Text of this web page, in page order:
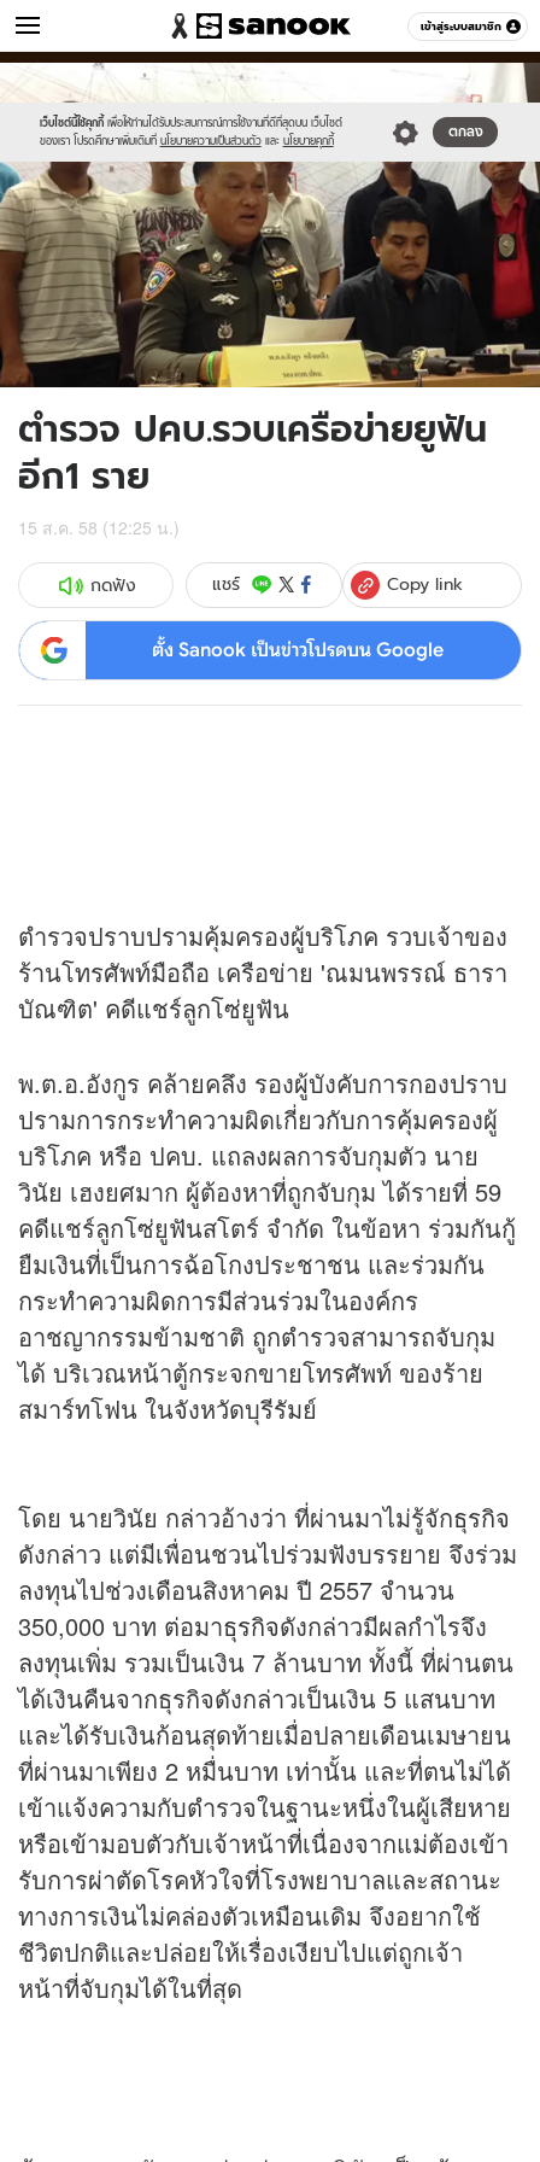
เข้าสู่ระบบสมาชิก
ข่าว หมวดอื่นๆ
เว็บไซต์นี้ใช้คุกกี้ เพื่อให้ท่านได้รับประสบการณ์การใช้งานที่ดีที่สุดบน เว็บไซต์
ของเรา โปรดศึกษาเพิ่มเติมที่ นโยบายความเป็นส่วนตัว และ นโยบายคุกกี้
ตกลง
Sanook
//s.isanook.com/sr/0/images/logo-
sanook.png
60060
//s.isanook.com/ns/0/ud/369/1847862/639137-
01.jpg
ตำรวจ ปคบ.รวบเครือข่ายยูฟัน
อีก1 ราย
15 ส.ค. 58 (12:25 น.)
กดฟัง แชร์ Copy link
ตั้ง Sanook เป็นข่าวโปรดบน Google
ตำรวจปราบปรามคุ้มครองผู้บริโภค รวบเจ้าของ
ร้านโทรศัพท์มือถือ เครือข่าย 'ณมนพรรณ์ ธารา
บัณฑิต' คดีแชร์ลูกโซ่ยูฟัน
พ.ต.อ.อังกูร คล้ายคลึง รองผู้บังคับการกองปราบ
ปรามการกระทำความผิดเกี่ยวกับการคุ้มครองผู้
บริโภค หรือ ปคบ. แถลงผลการจับกุมตัว นาย
วินัย เฮงยศมาก ผู้ต้องหาที่ถูกจับกุม ได้รายที่ 59
คดีแชร์ลูกโซ่ยูฟันสโตร์ จำกัด ในข้อหา ร่วมกันกู้
ยืมเงินที่เป็นการฉ้อโกงประชาชน และร่วมกัน
กระทำความผิดการมีส่วนร่วมในองค์กร
อาชญากรรมข้ามชาติ ถูกตำรวจสามารถจับกุม
ได้ บริเวณหน้าตู้กระจกขายโทรศัพท์ ของร้าย
สมาร์ทโฟน ในจังหวัดบุรีรัมย์
โดย นายวินัย กล่าวอ้างว่า ที่ผ่านมาไม่รู้จักธุรกิจ
ดังกล่าว แต่มีเพื่อนชวนไปร่วมฟังบรรยาย จึงร่วม
ลงทุนไปช่วงเดือนสิงหาคม ปี 2557 จำนวน
350,000 บาท ต่อมาธุรกิจดังกล่าวมีผลกำไรจึง
ลงทุนเพิ่ม รวมเป็นเงิน 7 ล้านบาท ทั้งนี้ ที่ผ่านตน
ได้เงินคืนจากธุรกิจดังกล่าวเป็นเงิน 5 แสนบาท
และได้รับเงินก้อนสุดท้ายเมื่อปลายเดือนเมษายน
ที่ผ่านมาเพียง 2 หมื่นบาท เท่านั้น และที่ตนไม่ได้
เข้าแจ้งความกับตำรวจในฐานะหนึ่งในผู้เสียหาย
หรือเข้ามอบตัวกับเจ้าหน้าที่เนื่องจากแม่ต้องเข้า
รับการผ่าตัดโรคหัวใจที่โรงพยาบาลและสถานะ
ทางการเงินไม่คล่องตัวเหมือนเดิม จึงอยากใช้
ชีวิตปกติและปล่อยให้เรื่องเงียบไปแต่ถูกเจ้า
หน้าที่จับกุมได้ในที่สุด